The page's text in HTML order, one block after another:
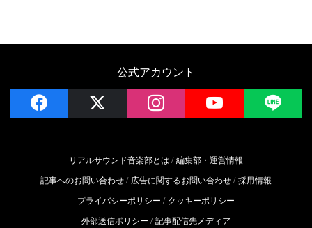
公式アカウント
facebook instagram YouTube
リアルサウンド音楽部とは
編集部・運営情報
記事へのお問い合わせ
広告に関するお問い合わせ 採用情報
プライバシーポリシー
クッキーポリシー
外部送信ポリシー
記事配信先メディア